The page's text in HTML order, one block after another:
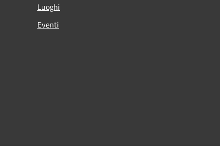
Luoghi
Eventi